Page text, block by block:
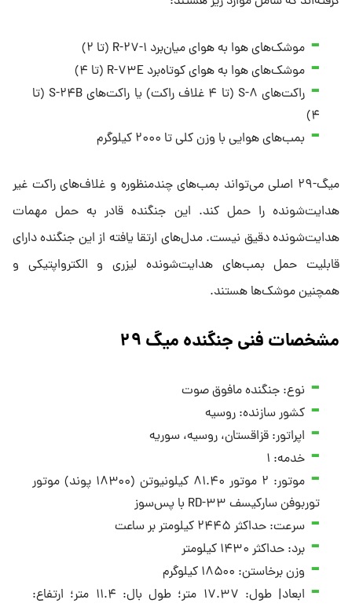
موشک‌های هوا به هوای میان‌برد R-۲۷-۱ (تا ۲)
موشک‌های هوا به هوای کوتاه‌برد R-۷۳E (تا ۴)
راکت‌های S-۸ (تا ۴ غلاف راکت) یا راکت‌های S-۲۴B (تا
۴)
بمب‌های هوایی با وزن کلی تا ۲۰۰۰ کیلوگرم
میگ-۲۹ اصلی می‌تواند بمب‌های چندمنظوره و غلاف‌های راکت غیر
هدایت‌شونده را حمل کند. این جنگنده قادر به حمل مهمات
هدایت‌شونده دقیق نیست. مدل‌های ارتقا یافته از این جنگنده دارای
قابلیت حمل بمب‌های هدایت‌شونده لیزری و الکترواپتیکی و
همچنین موشک‌ها هستند.
مشخصات فنی جنگنده میگ ۲۹
نوع: جنگنده مافوق صوت
کشور سازنده: روسیه
اپراتور: قزاقستان، روسیه، سوریه
خدمه: ۱
موتور: ۲ موتور ۸۱.۴۰ کیلونیوتن (۱۸۳۰۰ پوند) موتور
توربوفن سارکیسف RD-۳۳ با پس‌سوز
سرعت: حداکثر ۲۴۴۵ کیلومتر بر ساعت
برد: حداکثر ۱۴۳۰ کیلومتر
وزن برخاستن: ۱۸۵۰۰ کیلوگرم
ابعاد| طول: ۱۷.۳۷ متر؛ طول بال: ۱۱.۴ متر؛ ارتفاع: